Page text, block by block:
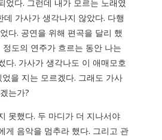
었다. 그런데 내가 모르는 노래였
데 가사가 생각나지 않았다. 다행
다. 공연을 위해 편곡을 달리 했
도의 연주가 흐르는 동안 나는
다. 가사가 생각나도 이 애매모호
을 지는 모르겠다. 그래도 가사
는가?
못했다. 두 마디가 더 지나서야
게 음악을 멈추라 했다. 그리고 관